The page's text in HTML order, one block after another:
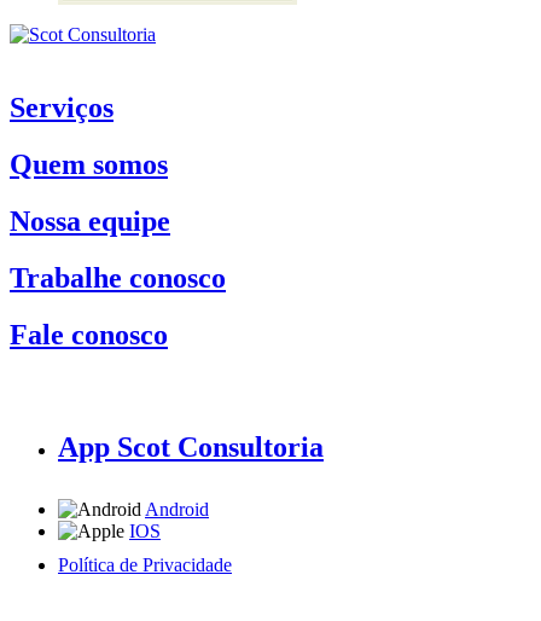
Serviços
Quem somos
Nossa equipe
Trabalhe conosco
Fale conosco
App Scot Consultoria
Android
IOS
Política de Privacidade